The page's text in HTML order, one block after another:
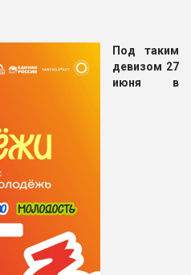
Под таким
девизом 27
июня в